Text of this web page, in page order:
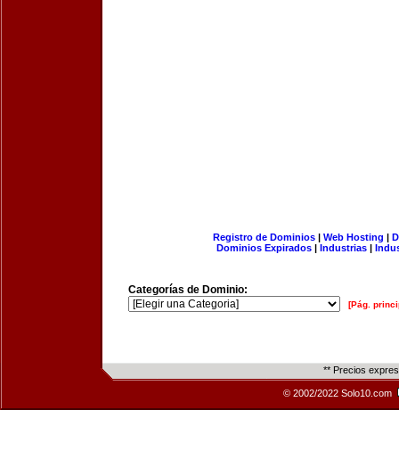
Registro de Dominios| Web Hosting |
Dominios Expirados | Industrias |
Categorías de Dominio:
[Pág.
** Precios
© 2002/2022 Solo10.com